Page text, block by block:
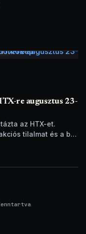
re augusztus 23-
az HTX-et.
tilalmat és a brit